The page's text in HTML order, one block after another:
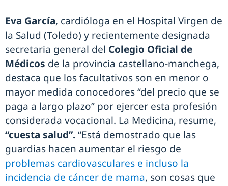
Eva García, cardióloga en el Hospital Virgen de
la Salud (Toledo) y recientemente designada
secretaria general del Colegio Oficial de
Médicos de la provincia castellano-manchega,
destaca que los facultativos son en menor o
mayor medida conocedores “del precio que se
paga a largo plazo” por ejercer esta profesión
considerada vocacional. La Medicina, resume,
“cuesta salud”.“Está demostrado que las
guardias hacen aumentar el riesgo de
problemas cardiovasculares e incluso la
incidencia de cáncer de mama, son cosas que